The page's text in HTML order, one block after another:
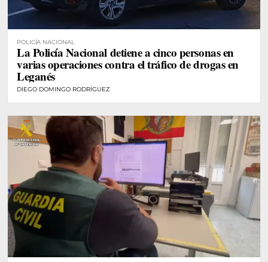
POLICÍA NACIONAL
La Policía Nacional detiene a cinco personas en
varias operaciones contra el tráfico de drogas en
Leganés
DIEGO DOMINGO RODRÍGUEZ